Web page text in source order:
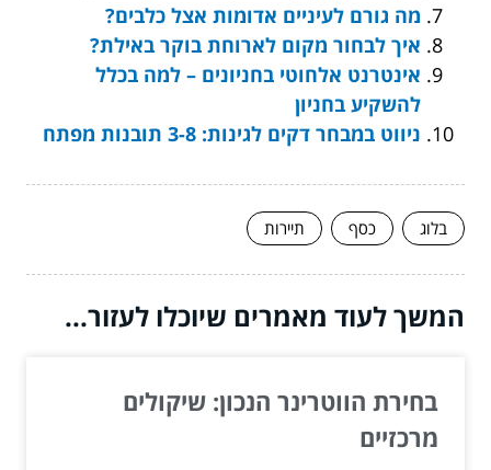
מה גורם לעיניים אדומות אצל כלבים?
איך לבחור מקום לארוחת בוקר באילת?
אינטרנט אלחוטי בחניונים – למה בכלל
להשקיע בחניון
ניווט במבחר דקים לגינות: 3-8 תובנות מפתח
בלוג כסף תיירות
המשך לעוד מאמרים שיוכלו לעזור...
בחירת הווטרינר הנכון: שיקולים
מרכזיים